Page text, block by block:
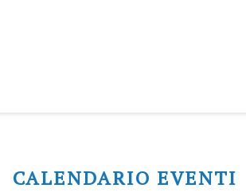
CALENDARIO EVENTI